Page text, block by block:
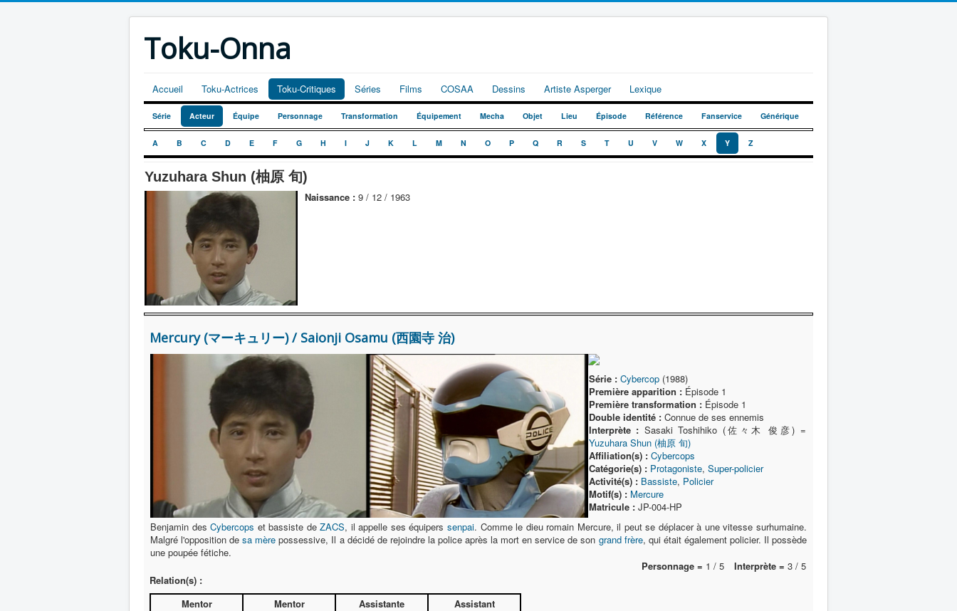
Toku-Onna
Accueil Toku-Actrices Toku-Critiques Séries Films COSAA Dessins Artiste Asperger Lexique
Série Acteur Équipe Personnage Transformation Équipement Mecha Objet Lieu Épisode Référence Fanservice Générique
A B C D E F G H I J K L M N O P Q R S T U V W X Y Z
Yuzuhara Shun (柚原 旬)
Naissance : 9 / 12 / 1963
Mercury (マーキュリー) / Saionji Osamu (西園寺 治)
Série : Cybercop(1988)
Première apparition :Épisode 1
Première transformation :Épisode 1
Double identité :Connue de ses ennemis
Interprète : Sasaki Toshihiko (佐々木 俊彦) =
Yuzuhara Shun (柚原 旬)
Affiliation(s) : Cybercops
Catégorie(s) : Protagoniste, Super-policier
Activité(s) : Bassiste, Policier
Motif(s) : Mercure
Matricule :JP-004-HP
Benjamin desCybercops et bassiste deZACS, il appelle ses équipers senpai. Comme le dieu romain Mercure, il peut se déplacer à une vitesse surhumaine.
Malgré l'opposition desa mère possessive, Il a décidé de rejoindre la police après la mort en service de son grand frère, qui était également policier. Il possède
une poupée fétiche.
Personnage = 1 / 5 Interprète = 3 / 5
Relation(s) :
Mentor
Mentor Assistante Assistant